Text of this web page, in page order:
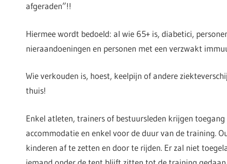
afgeraden”!!
Hiermee wordt bedoeld: al wie 65+ is, diabetici,
nieraandoeningen en personen met een verzwakt
Wie verkouden is, hoest, keelpijn of andere
thuis!
Enkel atleten, trainers of bestuursleden krijgen
accommodatie en enkel voor de duur van de training.
kinderen af te zetten en door te rijden. Er zal niet